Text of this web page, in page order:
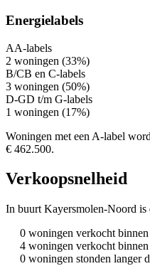
Energielabels
AA-labels
2 woningen (33%)
B/CB en C-labels
3 woningen (50%)
D-GD t/m G-labels
1 woningen (17%)
Woningen met een A-label
€ 462.500.
Verkoopsnelheid
In buurt Kayersmolen-Noord is
0 woningen verkocht
4 woningen verkocht binnen
0 woningen stonden langer